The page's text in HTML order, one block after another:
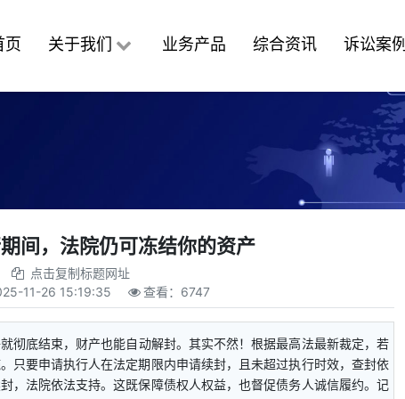
页 关于我们 业务产品 综合资讯 诉讼案例
间，法院仍可冻结你的资产
点击复制标题网址
11-26 15:19:35 查看： 6747
彻底结束，财产也能自动解封。其实不然！根据最高法最新裁定，若
只要申请执行人在法定期限内申请续封，且未超过执行时效，查封依
，法院依法支持。这既保障债权人权益，也督促债务人诚信履约。记